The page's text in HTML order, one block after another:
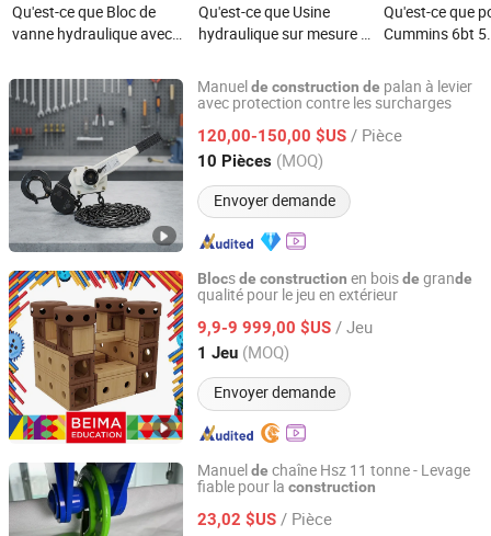
Qu'est-ce que Bloc de
vanne hydraulique avec
machines de
construction et
équipements
hydrauliques marins
Qu'est-ce que Usine
hydraulique sur mesure 0
7075 bloc de vanne
hydraulique pour
construction
Qu'est-ce que
Cummins 6bt
3944911
complet de
machines de
Manuelde construction de palan à levier
avec protection contre les surcharges
120,00-150,00 $US / Pièce
10 Pièces (MOQ)
Envoyer demande
Zhejiang Wuyi Machinery Co., Ltd.
Zhejiang, China Depuis 2014
Blocsde construction en boisde grande
qualité pour le jeu en extérieur
9,9-9 999,00 $US / Jeu
1 Jeu (MOQ)
Envoyer demande
Zhejiang Beima Education & Technology Co., Ltd.
Zhejiang, China Depuis 2007
Manuelde chaîne Hsz 11 tonne - Levage
fiable pour la construction
23,02 $US / Pièce
Hebei Jingong Machinery Co., Ltd.